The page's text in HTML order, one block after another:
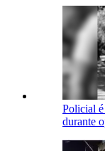
Policial
durante